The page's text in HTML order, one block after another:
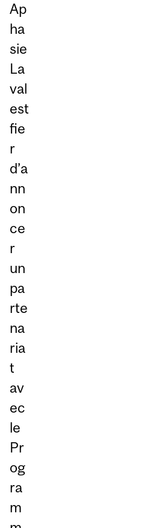
Ap
ha
sie
La
val
est
fie
r
d’a
nn
on
ce
r
un
pa
rte
na
ria
t
av
ec
le
Pr
og
ra
m